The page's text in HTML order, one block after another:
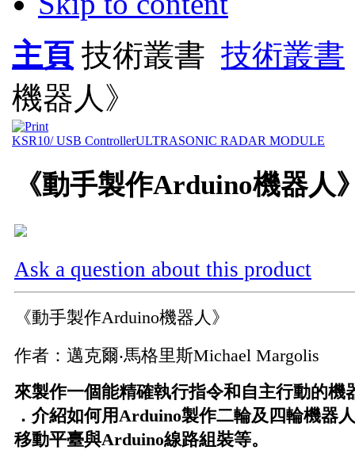
主頁 技術叢書 技術叢書
機器人》
KSR10/ USB ControllerULTRASONIC RADAR MODULE
《動手製作Arduino機器人
Ask a question about this product
《動手製作Arduino機器人》
作者 ：邁克爾‧馬格里斯Michael Margolis
來製作一個能精確執行指令和自主行動的機
．介紹如何用 Arduino製作二輪及四輪機器
移動平臺與Arduino線路組裝等。